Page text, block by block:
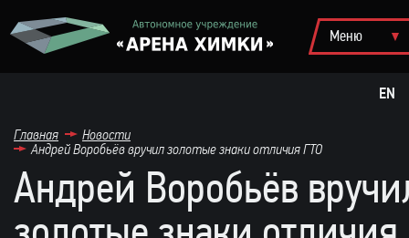
EN
Главная
Новости
Андрей Воробьёв вручил золотые знаки отличия ГТО
Андрей Воробьёв